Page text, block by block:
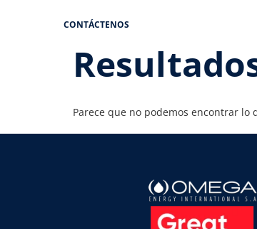
CONTÁCTENOS
Parece que no podemos encontrar lo